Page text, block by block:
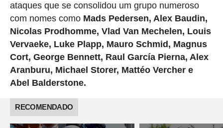
ataques que se consolidou um grupo numeroso
com nomes como Mads Pedersen, Alex Baudin,
Nicolas Prodhomme, Vlad Van Mechelen, Louis
Vervaeke, Luke Plapp, Mauro Schmid, Magnus
Cort, George Bennett, Raul García Pierna, Alex
Aranburu, Michael Storer, Mattéo Vercher e
Abel Balderstone.
RECOMENDADO